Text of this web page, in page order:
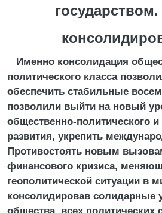
Именно консолидация
политического класса
обеспечить стабильные
позволили выйти на новый
общественно-политического
развития, укрепить
Противостоять новым
финансового кризиса,
геополитической ситуации в
консолидировав солидарные